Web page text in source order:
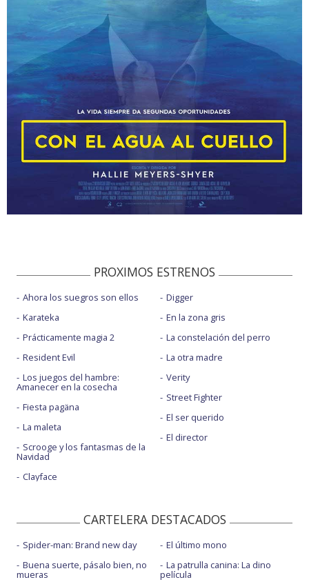
PROXIMOS ESTRENOS
Ahora los suegros son ellos
Karateka
Prácticamente magia 2
Resident Evil
Los juegos del hambre:
Amanecer en la cosecha
Fiesta pagäna
La maleta
Scrooge y los fantasmas de la
Navidad
Clayface
Digger
En la zona gris
La constelación del perro
La otra madre
Verity
Street Fighter
El ser querido
El director
CARTELERA DESTACADOS
Spider-man: Brand new day
Buena suerte, pásalo bien, no
mueras
El último mono
La patrulla canina: La dino
película